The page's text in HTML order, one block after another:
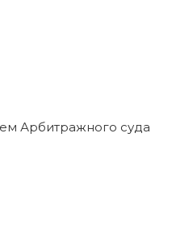
Арбитражного суда